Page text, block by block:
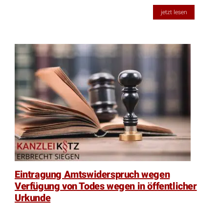
jetzt lesen
Eintragung Amtswiderspruch wegen
Verfügung von Todes wegen in öffentlicher
Urkunde